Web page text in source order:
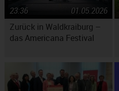
Zurück in Waldkraiburg –
das Americana Festival
01.05.2026
23:36